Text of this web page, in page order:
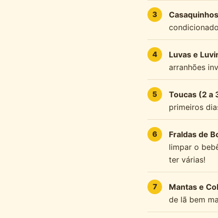
Luvas e
arranhões
Toucas (2 a
primeiros
Fraldas de
limpar o
ter várias!
Mantas e
de lã bem